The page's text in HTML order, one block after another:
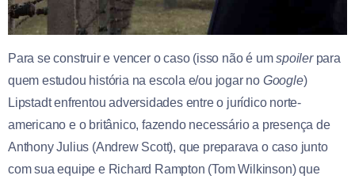
Para se construir e vencer o caso (isso não é umspoilerpara
quem estudou história na escola e/ou jogar no Google)
Lipstadt enfrentou adversidades entre o jurídico norte-
americano e o britânico, fazendo necessário a presença de
Anthony Julius (Andrew Scott), que preparava o caso junto
com sua equipe e Richard Rampton (Tom Wilkinson) que